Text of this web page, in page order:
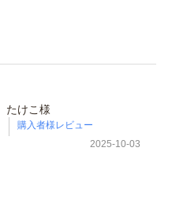
たけこ様
2025-10-03